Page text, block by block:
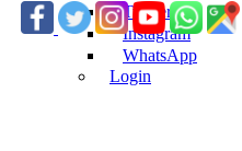
Twitter
Instagram
WhatsApp
Login